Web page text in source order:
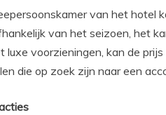
van het hotel
van het seizoen, het
luxe voorzieningen, kan de
die op zoek zijn naar een